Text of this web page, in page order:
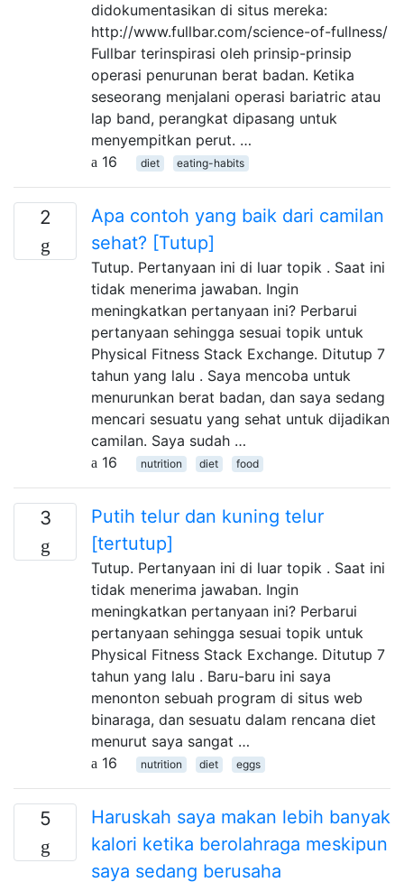
didokumentasikan di situs mereka:
http://www.fullbar.com/science-of-fullness/
Fullbar terinspirasi oleh prinsip-prinsip
operasi penurunan berat badan. Ketika
seseorang menjalani operasi bariatric atau
lap band, perangkat dipasang untuk
menyempitkan perut. …
16
diet eating-habits
2
Apa contoh yang baik dari camilan
sehat? [Tutup]
Tutup. Pertanyaan ini di luar topik . Saat ini
tidak menerima jawaban. Ingin
meningkatkan pertanyaan ini? Perbarui
pertanyaan sehingga sesuai topik untuk
Physical Fitness Stack Exchange. Ditutup 7
tahun yang lalu . Saya mencoba untuk
menurunkan berat badan, dan saya sedang
mencari sesuatu yang sehat untuk dijadikan
camilan. Saya sudah …
16
nutrition diet food
3
Putih telur dan kuning telur
[tertutup]
Tutup. Pertanyaan ini di luar topik . Saat ini
tidak menerima jawaban. Ingin
meningkatkan pertanyaan ini? Perbarui
pertanyaan sehingga sesuai topik untuk
Physical Fitness Stack Exchange. Ditutup 7
tahun yang lalu . Baru-baru ini saya
menonton sebuah program di situs web
binaraga, dan sesuatu dalam rencana diet
menurut saya sangat …
16
nutrition diet eggs
5
Haruskah saya makan lebih banyak
kalori ketika berolahraga meskipun
saya sedang berusaha